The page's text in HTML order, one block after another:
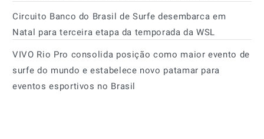
Circuito Banco do Brasil de Surfe desembarca em
Natal para terceira etapa da temporada da WSL
VIVO Rio Pro consolida posição como maior evento de
surfe do mundo e estabelece novo patamar para
eventos esportivos no Brasil